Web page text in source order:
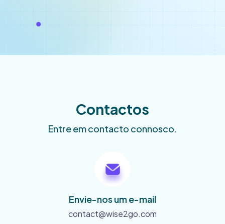
Contactos
Entre em contacto connosco.
Envie-nos um e-mail
contact@wise2go.com